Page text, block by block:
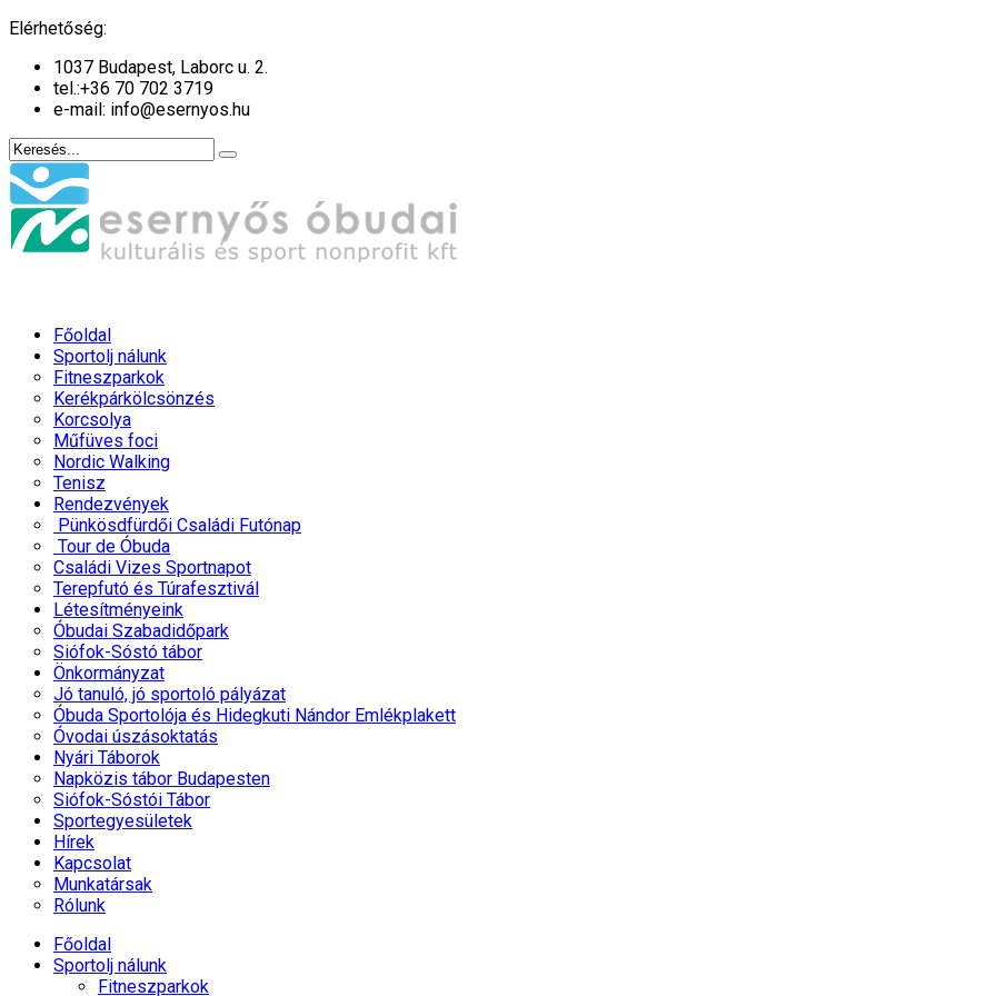
Elérhetőség:
1037 Budapest, Laborc u. 2.
tel.:+36 70 702 3719
e-mail: info@esernyos.hu
Főoldal
Sportolj nálunk
Fitneszparkok
Kerékpárkölcsönzés
Korcsolya
Műfüves foci
Nordic Walking
Tenisz
Rendezvények
Pünkösdfürdői Családi Futónap
Tour de Óbuda
Családi Vizes Sportnapot
Terepfutó és Túrafesztivál
Létesítményeink
Óbudai Szabadidőpark
Siófok-Sóstó tábor
Önkormányzat
Jó tanuló, jó sportoló pályázat
Óbuda Sportolója és Hidegkuti Nándor Emlékplakett
Óvodai úszásoktatás
Nyári Táborok
Napközis tábor Budapesten
Siófok-Sóstói Tábor
Sportegyesületek
Hírek
Kapcsolat
Munkatársak
Rólunk
Főoldal
Sportolj nálunk
Fitneszparkok
év
hónap
év
hónap